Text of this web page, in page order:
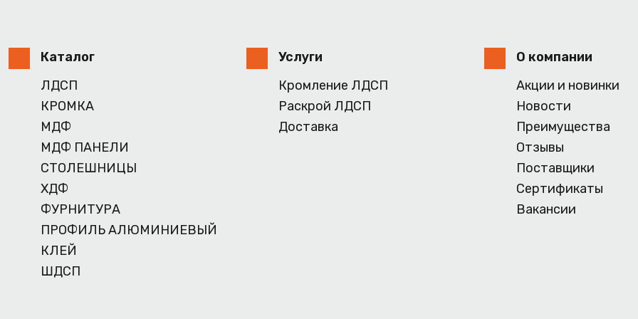
Каталог
ЛДСП
КРОМКА
МДФ
МДФ ПАНЕЛИ
СТОЛЕШНИЦЫ
ХДФ
ФУРНИТУРА
ПРОФИЛЬ АЛЮМИНИЕВЫЙ
КЛЕЙ
ШДСП
Услуги
Кромление ЛДСП
Раскрой ЛДСП
Доставка
О компании
Акции и новинки
Новости
Преимущества
Отзывы
Поставщики
Сертификаты
Вакансии